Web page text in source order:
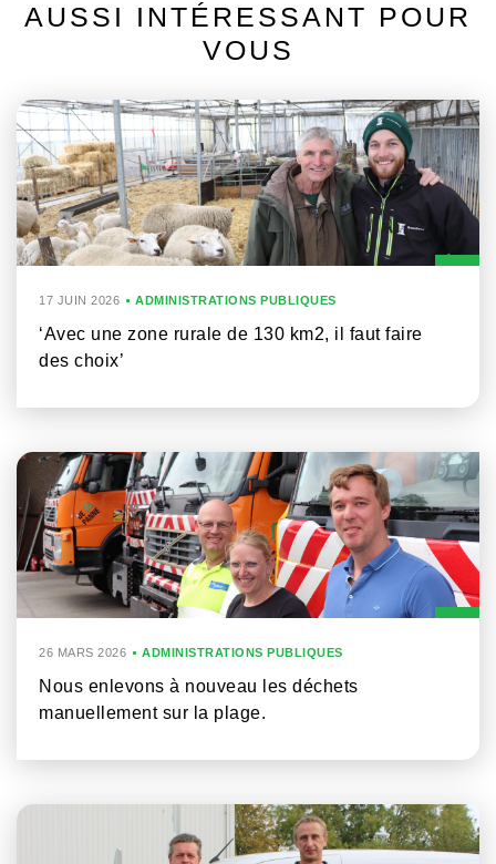
AUSSI INTÉRESSANT POUR
VOUS
17 JUIN 2026 ADMINISTRATIONS PUBLIQUES
‘Avec une zone rurale de 130 km2, il faut faire
des choix’
26 MARS 2026 ADMINISTRATIONS PUBLIQUES
Nous enlevons à nouveau les déchets
manuellement sur la plage.